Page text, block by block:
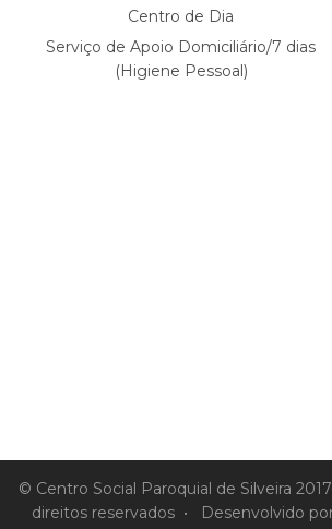
Centro de Dia
Serviço de Apoio Domiciliário/7 dias
(Higiene Pessoal)
© Centro Social Paroquial de Silveira
direitos reservados • Desenvolvido